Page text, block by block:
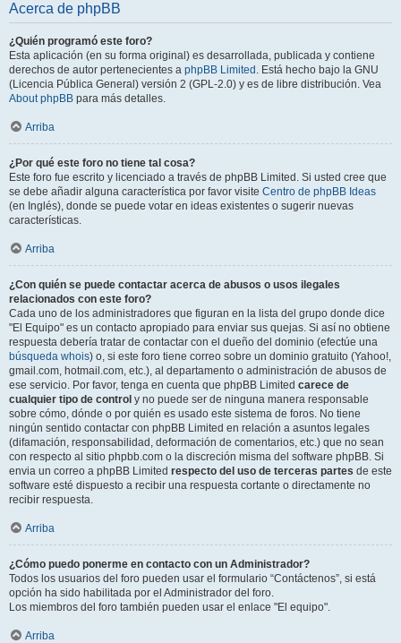
Acerca de phpBB
¿Quién programó este foro?
Esta aplicación (en su forma original) es desarrollada, publicada y contiene
derechos de autor pertenecientes a phpBB Limited . Está hecho bajo la GNU
(Licencia Pública General) versión 2 (GPL-2.0) y es de libre distribución. Vea
About phpBB para más detalles.
Arriba
¿Por qué este foro no tiene tal cosa?
Este foro fue escrito y licenciado a través de phpBB Limited. Si usted cree que
se debe añadir alguna característica por favor visite Centro de phpBB Ideas
(en Inglés), donde se puede votar en ideas existentes o sugerir nuevas
características.
Arriba
¿Con quién se puede contactar acerca de abusos o usos ilegales
relacionados con este foro?
Cada uno de los administradores que figuran en la lista del grupo donde dice
"El Equipo" es un contacto apropiado para enviar sus quejas. Si así no obtiene
respuesta debería tratar de contactar con el dueño del dominio (efectúe una
búsqueda whois) o, si este foro tiene correo sobre un dominio gratuito (Yahoo!,
gmail.com, hotmail.com, etc.), al departamento o administración de abusos de
ese servicio. Por favor, tenga en cuenta que phpBB Limited carece de
cualquier tipo de control y no puede ser de ninguna manera responsable
sobre cómo, dónde o por quién es usado este sistema de foros. No tiene
ningún sentido contactar con phpBB Limited en relación a asuntos legales
(difamación, responsabilidad, deformación de comentarios, etc.) que no sean
con respecto al sitio phpbb.com o la discreción misma del software phpBB. Si
envia un correo a phpBB Limited respecto del uso de terceras partes de este
software esté dispuesto a recibir una respuesta cortante o directamente no
recibir respuesta.
Arriba
¿Cómo puedo ponerme en contacto con un Administrador?
Todos los usuarios del foro pueden usar el formulario “Contáctenos”, si está
opción ha sido habilitada por el Administrador del foro.
Los miembros del foro también pueden usar el enlace "El equipo".
Arriba